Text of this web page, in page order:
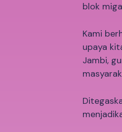
blok
Kami
upaya
Jambi,